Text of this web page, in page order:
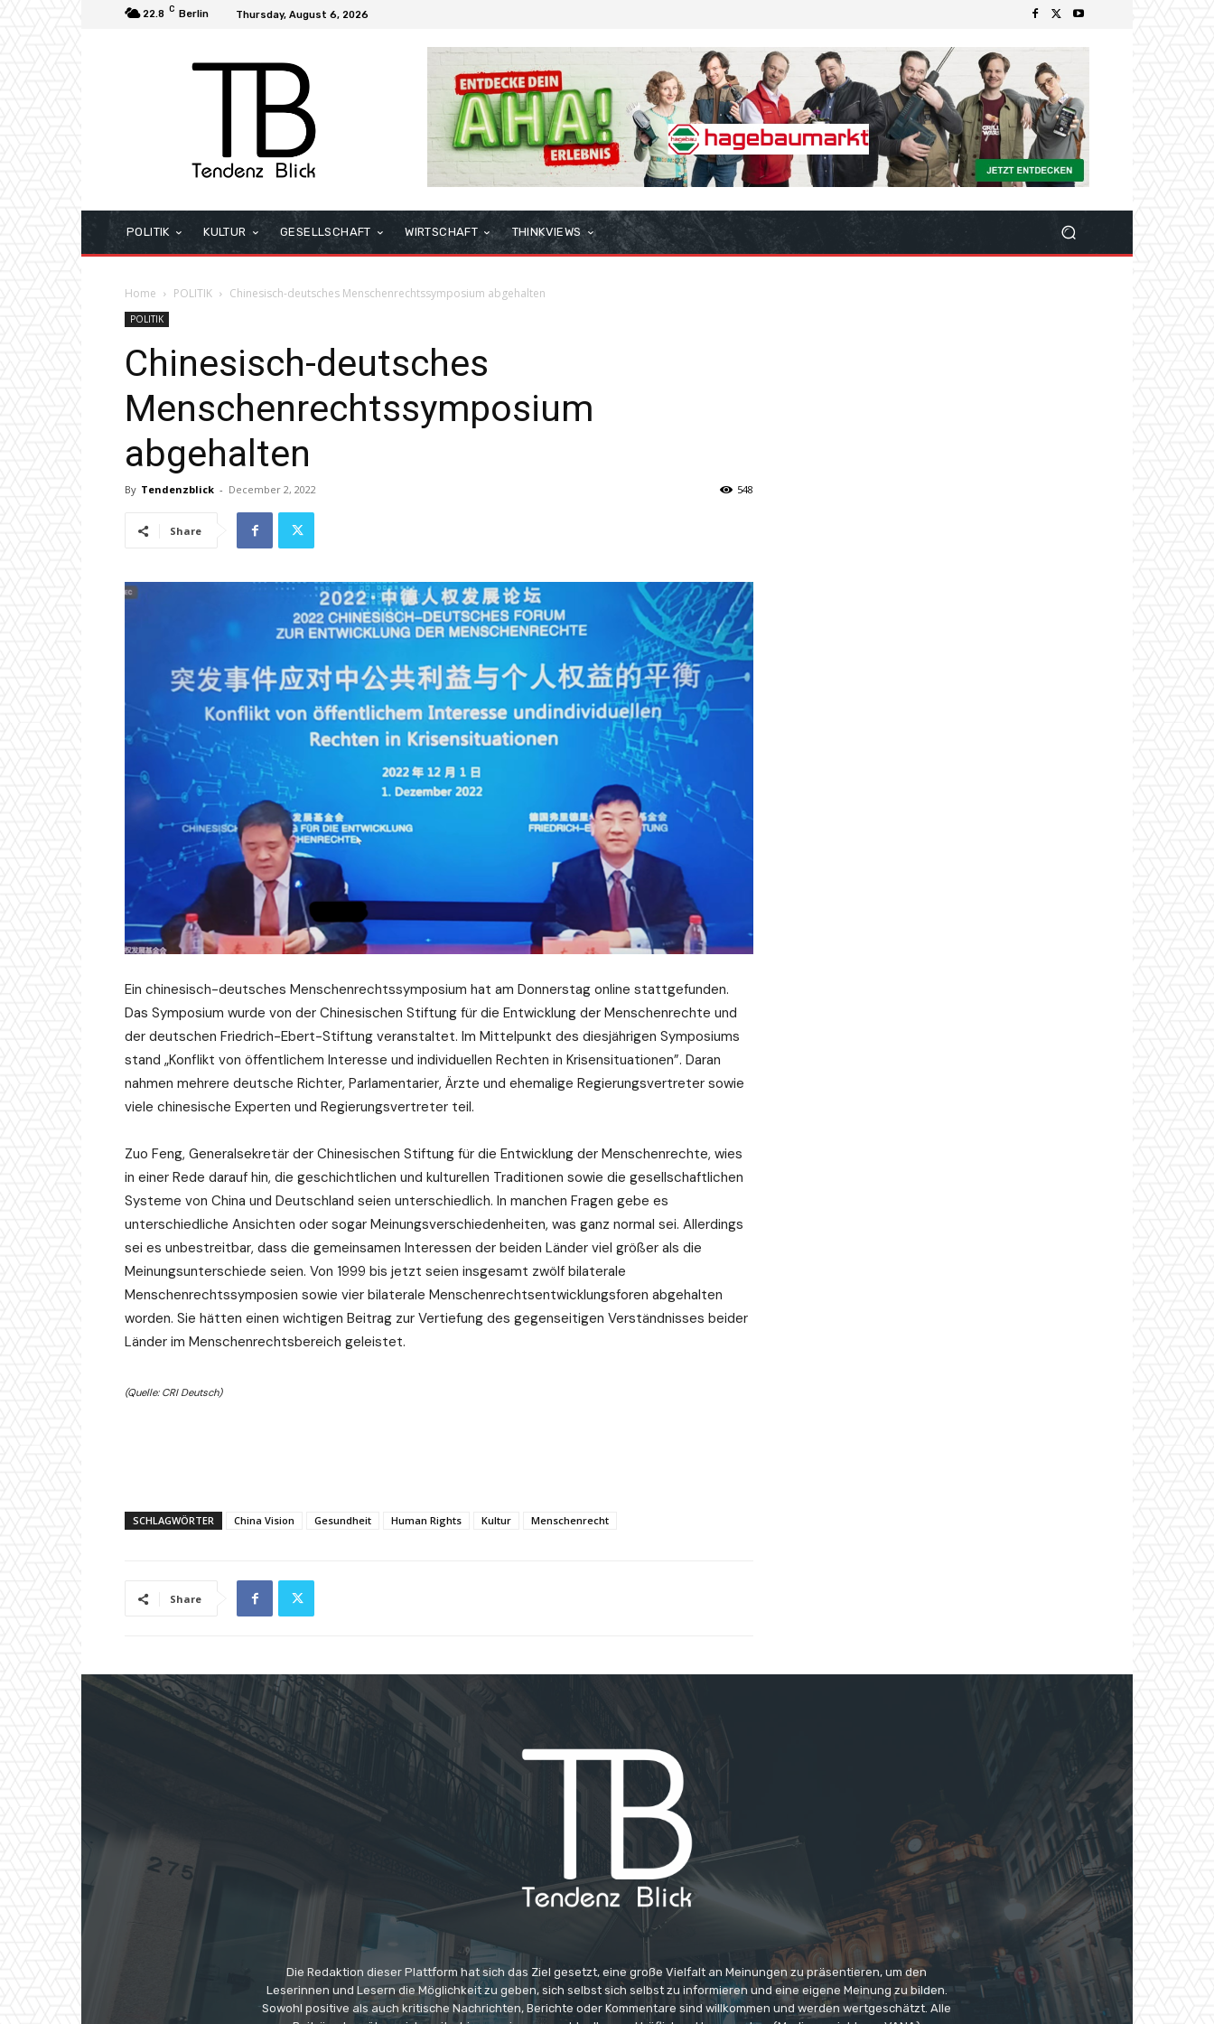
22.8 C Berlin Thursday, August 6, 2026
POLITIK KULTUR GESELLSCHAFT WIRTSCHAFT THINKVIEWS
Home POLITIK Chinesisch-deutsches Menschenrechtssymposium abgehalten
POLITIK
Chinesisch-deutsches
Menschenrechtssymposium
abgehalten
By Tendenzblick - December 2, 2022 548
Share
Ein chinesisch-deutsches Menschenrechtssymposium hat am Donnerstag online stattgefunden.
Das Symposium wurde von der Chinesischen Stiftung für die Entwicklung der Menschenrechte und
der deutschen Friedrich-Ebert-Stiftung veranstaltet. Im Mittelpunkt des diesjährigen Symposiums
stand „Konflikt von öffentlichem Interesse und individuellen Rechten in Krisensituationen”. Daran
nahmen mehrere deutsche Richter, Parlamentarier, Ärzte und ehemalige Regierungsvertreter sowie
viele chinesische Experten und Regierungsvertreter teil.
Zuo Feng, Generalsekretär der Chinesischen Stiftung für die Entwicklung der Menschenrechte, wies
in einer Rede darauf hin, die geschichtlichen und kulturellen Traditionen sowie die gesellschaftlichen
Systeme von China und Deutschland seien unterschiedlich. In manchen Fragen gebe es
unterschiedliche Ansichten oder sogar Meinungsverschiedenheiten, was ganz normal sei. Allerdings
sei es unbestreitbar, dass die gemeinsamen Interessen der beiden Länder viel größer als die
Meinungsunterschiede seien. Von 1999 bis jetzt seien insgesamt zwölf bilaterale
Menschenrechtssymposien sowie vier bilaterale Menschenrechtsentwicklungsforen abgehalten
worden. Sie hätten einen wichtigen Beitrag zur Vertiefung des gegenseitigen Verständnisses beider
Länder im Menschenrechtsbereich geleistet.
(Quelle: CRI Deutsch)
SCHLAGWÖRTER China Vision Gesundheit Human Rights Kultur Menschenrecht
Share
Die Redaktion dieser Plattform hat sich das Ziel gesetzt, eine große Vielfalt an Meinungen zu präsentieren, um den
Leserinnen und Lesern die Möglichkeit zu geben, sich selbst sich selbst zu informieren und eine eigene Meinung zu bilden.
Sowohl positive als auch kritische Nachrichten, Berichte oder Kommentare sind willkommen und werden wertgeschätzt. Alle